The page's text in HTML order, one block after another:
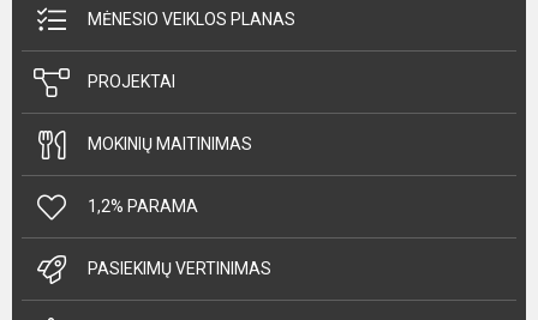
MĖNESIO VEIKLOS PLANAS
PROJEKTAI
MOKINIŲ MAITINIMAS
1,2% PARAMA
PASIEKIMŲ VERTINIMAS